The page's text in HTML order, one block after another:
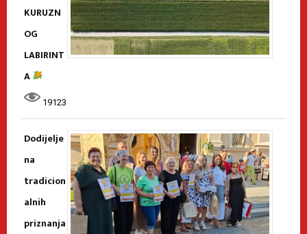
KURUZN
OG
LABIRINT
A
19123
Dodijelje
na
tradicion
alnih
priznanja